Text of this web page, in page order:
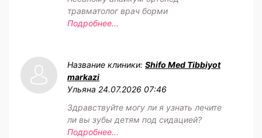
травматолог врач борми
Подробнее...
Название клиники: Shifo Med Tibbiyot
markazi
Ульяна 24.07.2026 07:46
Здравствуйте могу ли я узнать лечите
ли вы зубы детям под сидацией?
Подробнее...